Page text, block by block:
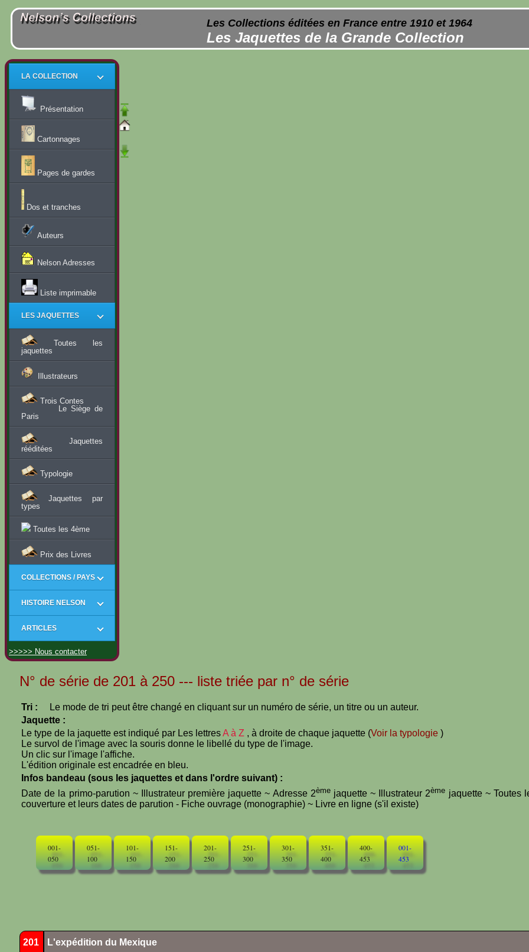
Les Collections éditées en France entre 1910 et 1964
Les Jaquettes de la Grande Collection
LA COLLECTION
Présentation
Cartonnages
Pages de gardes
Dos et tranches
Auteurs
Nelson Adresses
Liste imprimable
LES JAQUETTES
Toutes les
jaquettes
Illustrateurs
Trois Contes
Le Siège de
Paris
Jaquettes
rééditées
Typologie
Jaquettes par
types
Toutes les 4ème
Prix des Livres
COLLECTIONS / PAYS
HISTOIRE NELSON
ARTICLES
>>>>> Nous contacter
N° de série de 201 à 250 --- liste triée par n° de série
Tri :
Le mode de tri peut être changé en cliquant sur un numéro de série, un titre ou un auteur.
Jaquette :
Le type de la jaquette est indiqué par Les lettresA à Z , à droite de chaque jaquette (Voir la typologie )
Le survol de l'image avec la souris donne le libellé du type de l'image.
Un clic sur l'image l'affiche.
L'édition originale est encadrée en bleu.
Infos bandeau (sous les jaquettes et dans l'ordre suivant) :
Date de la primo-parution ~ Illustrateur première jaquette ~ Adresse 2èmejaquette ~ Illustrateur 2ème jaquette ~ Toutes
couverture et leurs dates de parution - Fiche ouvrage (monographie) ~ Livre en ligne (s'il existe)
001-
050
051-
100
101-
150
151-
200
201-
250
251-
300
301-
350
351-
400
400-
453
001-
453
201 L'expédition du Mexique